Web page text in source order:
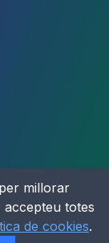
millorar
totes
de cookies.